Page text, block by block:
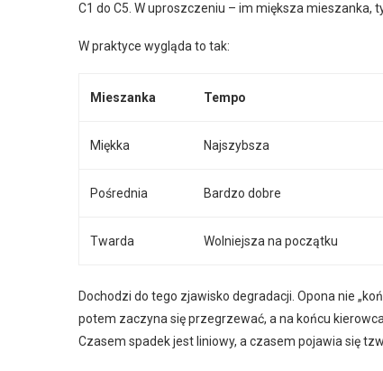
C1 do C5. W uproszczeniu – im miększa mieszanka,
W praktyce wygląda to tak:
Mieszanka Tempo
Miękka Najszybsza
Pośrednia Bardzo dobre
Twarda Wolniejsza na początku
Dochodzi do tego zjawisko degradacji. Opona nie
potem zaczyna się przegrzewać, a na końcu
Czasem spadek jest liniowy, a czasem pojawia się